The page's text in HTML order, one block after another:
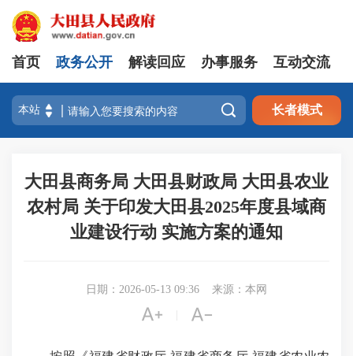
首页 政务公开 解读回应 办事服务 互动交流
 长者模式
大田县商务局 大田县财政局 大田县农业
农村局 关于印发大田县2025年度县域商
业建设行动 实施方案的通知
日期：2026-05-13 09:36 来源：本网
 